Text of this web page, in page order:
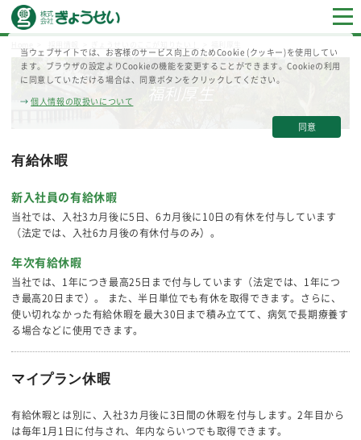
当ウェブサイトでは、お客様のサービス向上のためCookie (クッキー)を使用してい
ます。ブラウザの設定よりCookieの機能を変更することができます。Cookieの利用
に同意していただける場合は、同意ボタンをクリックしてください。
→個人情報の取扱いについて
同意
福利厚生
有給休暇
新入社員の有給休暇
当社では、入社3カ月後に5日、6カ月後に10日の有休を付与しています
（法定では、入社6カ月後の有休付与のみ）。
年次有給休暇
当社では、1年につき最高25日まで付与しています（法定では、1年につ
き最高20日まで）。
また、半日単位でも有休を取得できます。さらに、
使い切れなかった有給休暇を最大30日まで積み立てて、病気で長期療養す
る場合などに使用できます。
マイプラン休暇
有給休暇とは別に、入社3カ月後に3日間の休暇を付与します。2年目から
は毎年1月1日に付与され、年内ならいつでも取得できます。